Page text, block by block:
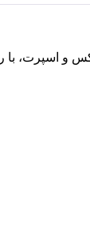
و اسپرت، با